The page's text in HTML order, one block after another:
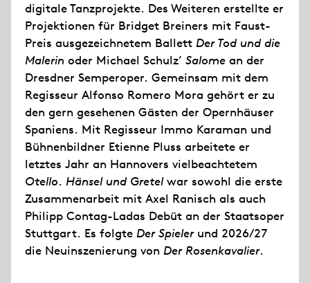
digitale Tanzprojekte. Des Weiteren erstellte er
Projektionen für Bridget Breiners mit Faust-
Preis ausgezeichnetem Ballett Der Tod und die
Malerin oder Michael Schulz’ Salome an der
Dresdner Semperoper. Gemeinsam mit dem
Regisseur Alfonso Romero Mora gehört er zu
den gern gesehenen Gästen der Opernhäuser
Spaniens. Mit Regisseur Immo Karaman und
Bühnenbildner Etienne Pluss arbeitete er
letztes Jahr an Hannovers vielbeachtetem
Otello. Hänsel und Gretelwar sowohl die erste
Zusammenarbeit mit Axel Ranisch als auch
Philipp Contag-Ladas Debüt an der Staatsoper
Stuttgart. Es folgte Der Spielerund 2026/27
die Neuinszenierung von Der Rosenkavalier.